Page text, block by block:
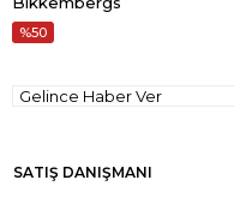
50
Gelince Haber Ver
SATIŞ DANIŞMANI